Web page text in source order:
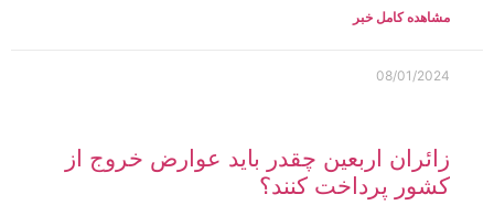
مشاهده کامل خبر
08/01/2024
زائران اربعین چقدر باید عوارض خروج از
کشور پرداخت کنند؟